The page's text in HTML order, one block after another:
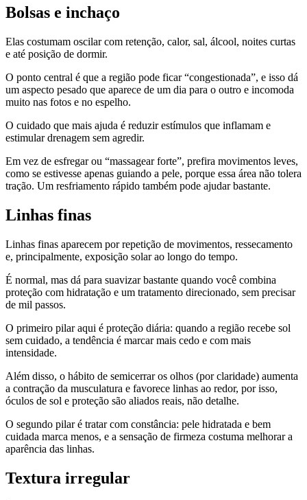
Bolsas e inchaço
Elas costumam oscilar com retenção, calor, sal, álcool, noites curtas
e até posição de dormir.
O ponto central é que a região pode ficar “congestionada”, e isso dá
um aspecto pesado que aparece de um dia para o outro e incomoda
muito nas fotos e no espelho.
O cuidado que mais ajuda é reduzir estímulos que inflamam e
estimular drenagem sem agredir.
Em vez de esfregar ou “massagear forte”, prefira movimentos leves,
como se estivesse apenas guiando a pele, porque essa área não tolera
tração. Um resfriamento rápido também pode ajudar bastante.
Linhas finas
Linhas finas aparecem por repetição de movimentos, ressecamento
e, principalmente, exposição solar ao longo do tempo.
É normal, mas dá para suavizar bastante quando você combina
proteção com hidratação e um tratamento direcionado, sem precisar
de mil passos.
O primeiro pilar aqui é proteção diária: quando a região recebe sol
sem cuidado, a tendência é marcar mais cedo e com mais
intensidade.
Além disso, o hábito de semicerrar os olhos (por claridade) aumenta
a contração da musculatura e favorece linhas ao redor, por isso,
óculos de sol e proteção são aliados reais, não detalhe.
O segundo pilar é tratar com constância: pele hidratada e bem
cuidada marca menos, e a sensação de firmeza costuma melhorar a
aparência das linhas.
Textura irregular